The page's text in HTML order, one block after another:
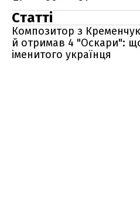
Статті
Композитор з
й отримав 4 "Оскари":
іменитого українця